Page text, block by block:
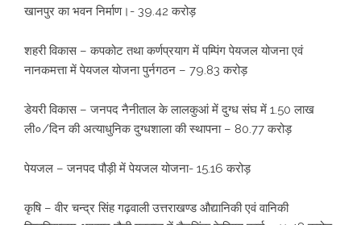
खानपुर का भवन निर्माण।- 39.42 करोड़
शहरी विकास – कपकोट तथा कर्णप्रयाग में पम्पिंग पेयजल योजना एवं
नानकमत्ता में पेयजल योजना पुर्नगठन – 79.83 करोड़
डेयरी विकास – जनपद नैनीताल के लालकुआं में दुग्ध संघ में 1.50 लाख
ली०/दिन की अत्याधुनिक दुग्धशाला की स्थापना – 80.77 करोड़
पेयजल – जनपद पौड़ी में पेयजल योजना- 15.16 करोड़
कृषि – वीर चन्द्र सिंह गढ़वाली उत्तराखण्ड औद्यानिकी एवं वानिकी